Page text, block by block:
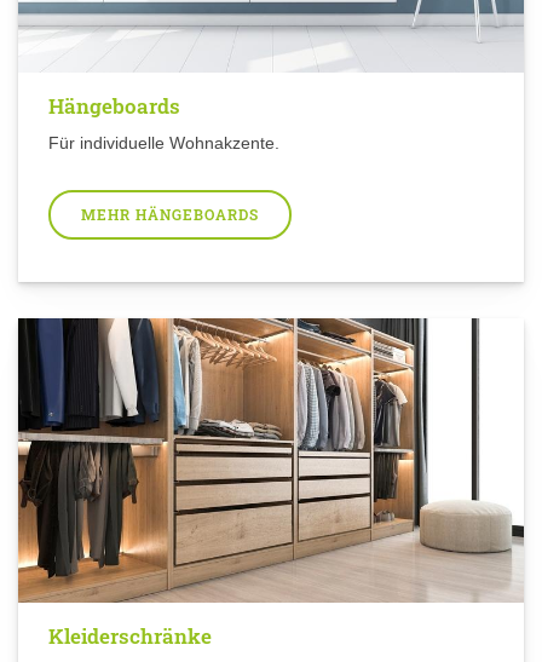
Hängeboards
Für individuelle Wohnakzente.
MEHR HÄNGEBOARDS
Kleiderschränke